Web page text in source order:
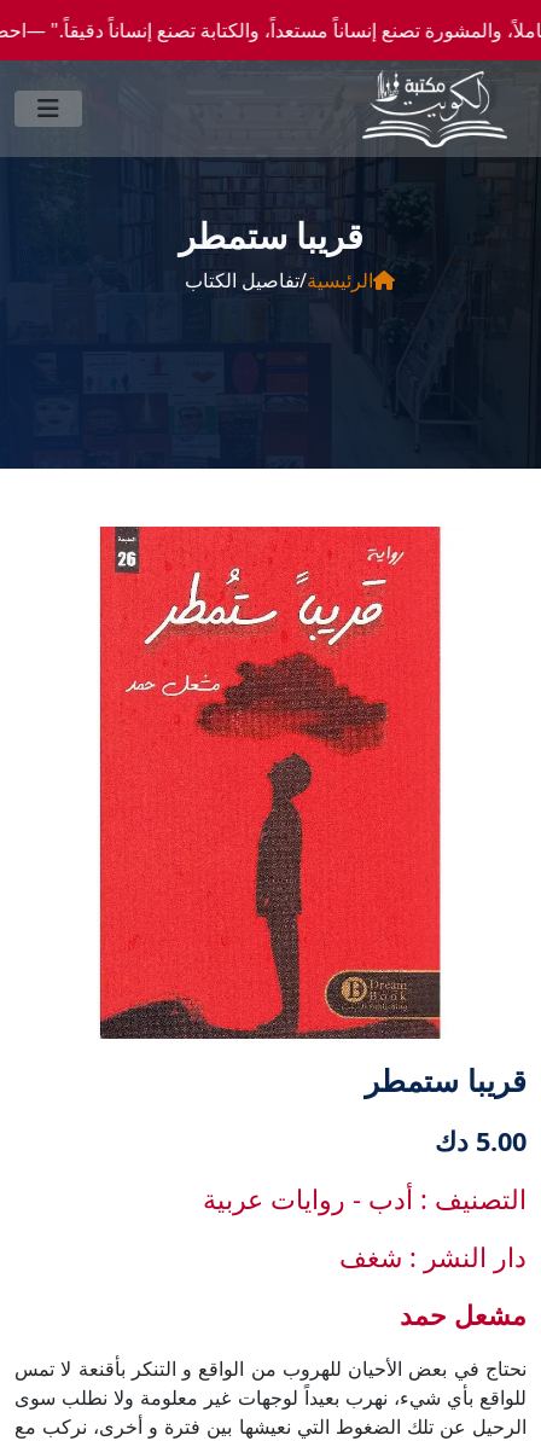
تصنع إنساناً مستعداً، والكتابة تصنع إنساناً دقيقاً." —احصل علي عروض وخصومات
قريبا ستمطر
الرئيسية/تفاصيل الكتاب
قريبا ستمطر
5.00 دك
التصنيف : أدب - روايات عربية
دار النشر : شغف
مشعل حمد
نحتاج في بعض الأحيان للهروب من الواقع و التنكر بأقنعة لا تمس
للواقع بأي شيء، نهرب بعيداً لوجهات غير معلومة ولا نطلب سوى
الرحيل عن تلك الضغوط التي نعيشها بين فترة و أخرى، نركب مع